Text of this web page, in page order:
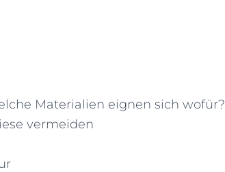
Materialien eignen sich wofür?
vermeiden